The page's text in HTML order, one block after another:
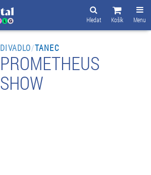
Menu
Košík
Hledat
DIVADLO/TANEC
PROMETHEUS
SHOW